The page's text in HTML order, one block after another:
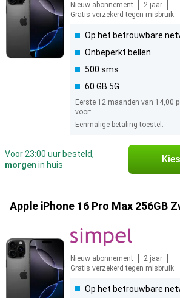
Nieuw abonnement
2 jaar
Gratis verzekerd tegen misbruik
Op het betrouwbare
Onbeperkt bellen
500 sms
60 GB 5G
Eerste 12 maanden van 14,00
voor:
Eenmalige betaling toestel:
Voor 23:00 uur besteld,
morgen in huis
Apple iPhone 16 Pro Max 256GB
Nieuw abonnement
2 jaar
Gratis verzekerd tegen misbruik
Op het betrouwbare